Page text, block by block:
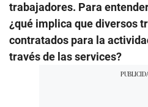
trabajadores. Para
¿qué implica que diversos
contratados para la
través de las services?